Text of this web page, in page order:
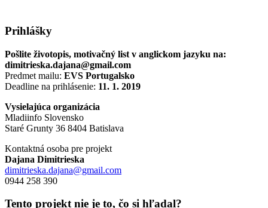
Prihlášky
Pošlite životopis, motivačný list v anglickom jazyku na:
dimitrieska.dajana@gmail.com
Predmet mailu: EVS Portugalsko
Deadline na prihlásenie: 11. 1. 2019
Vysielajúca organizácia
Mladiinfo Slovensko
Staré Grunty 36 8404 Batislava
Kontaktná osoba pre projekt
Dajana Dimitrieska
dimitrieska.dajana@gmail.com
0944 258 390
Tento projekt nie je to, čo si hľadal?